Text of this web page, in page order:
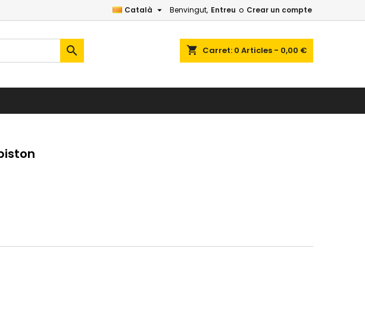
Benvingut, Entreu o Crear un compte
Català 
shopping_cart Carret: 0 Articles - 0,00 €
